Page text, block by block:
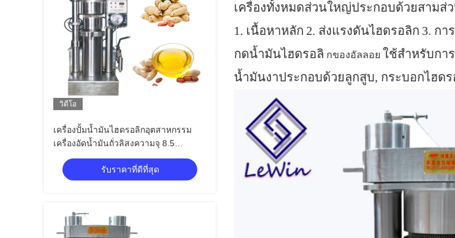
วิดีโอ
เครื่องปั้มน้ำมันไฮดรอลิกอุตสาหกรรม
เครื่องอัดน้ำมันถั่วลิสงความจุ 8.5
กิโลกรัม / แบทช์
รับราคาที่ดีที่สุด
เครื่องทั้งหมดส่วนใหญ่ประกอบด้วยสามส่
1. เนื้อหาหลัก 2. ส่งแรงดันไฮดรอลิก 3. กา
กดน้ำมันไฮดรอลิ กของอัลลอย ใช้สำหรับกา
น้ำมันงาประกอบด้วยลูกสูบ, กระบอกไฮ